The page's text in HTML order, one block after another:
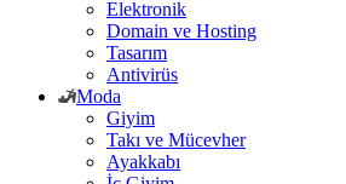
Elektronik
Domain ve Hosting
Tasarım
Antivirüs
Moda
Giyim
Takı ve Mücevher
Ayakkabı